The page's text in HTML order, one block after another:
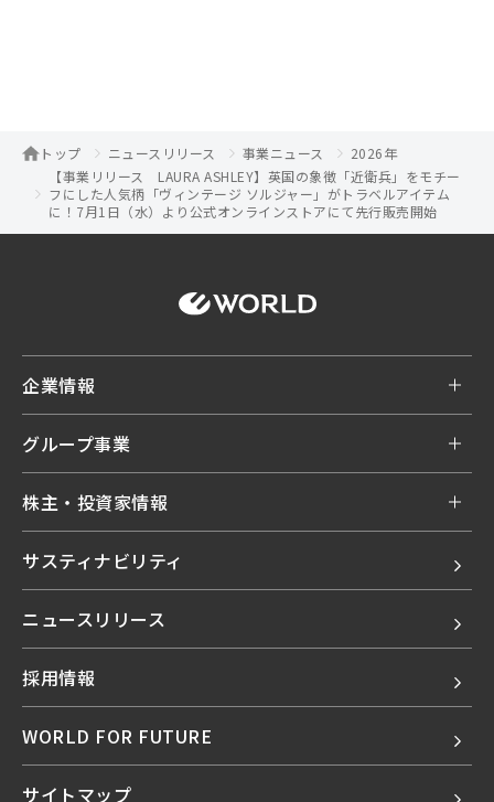
トップ ニュースリリース 事業ニュース
2026年
【事業リリース LAURA ASHLEY】英国の象徴「近衛兵」をモチー
フにした人気柄「ヴィンテージ ソルジャー」がトラベルアイテム
に！7月1日（水）より公式オンラインストアにて先行販売開始
企業情報
グループ事業
株主・投資家情報
サスティナビリティ
ニュースリリース
採用情報
WORLD FOR FUTURE
サイトマップ